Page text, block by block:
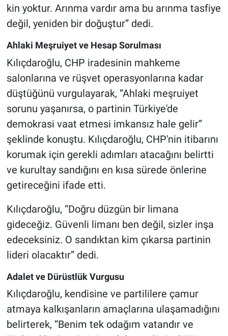
kin yoktur. Arınma vardır ama bu arınma tasfiye
değil, yeniden bir doğuştur” dedi.
Ahlaki Meşruiyet ve Hesap Sorulması
Kılıçdaroğlu, CHP iradesinin mahkeme
salonlarına ve rüşvet operasyonlarına kadar
düştüğünü vurgulayarak, “Ahlaki meşruiyet
sorunu yaşanırsa, o partinin Türkiye'de
demokrasi vaat etmesi imkansız hale gelir”
şeklinde konuştu. Kılıçdaroğlu, CHP'nin itibarını
korumak için gerekli adımları atacağını belirtti
ve kurultay sandığını en kısa sürede önlerine
getireceğini ifade etti.
Kılıçdaroğlu, “Doğru düzgün bir limana
gideceğiz. Güvenli limanı ben değil, sizler inşa
edeceksiniz. O sandıktan kim çıkarsa partinin
lideri olacaktır” dedi.
Adalet ve Dürüstlük Vurgusu
Kılıçdaroğlu, kendisine ve partililere çamur
atmaya kalkışanların amaçlarına ulaşamadığını
belirterek, “Benim tek odağım vatandır ve